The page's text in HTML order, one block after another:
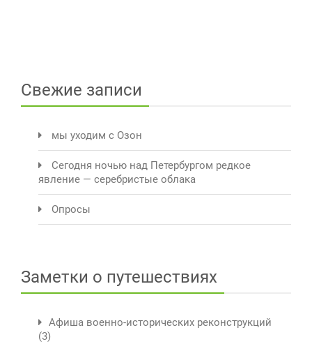
Свежие записи
мы уходим с Озон
Сегодня ночью над Петербургом редкое
явление — серебристые облака
Опросы
Заметки о путешествиях
Афиша военно-исторических реконструкций
(3)